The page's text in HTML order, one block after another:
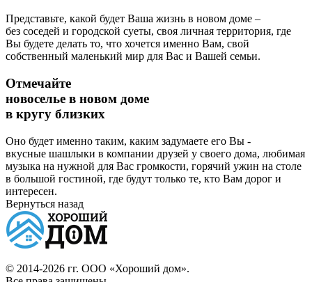
Представьте, какой будет Ваша жизнь в новом доме –
без соседей и городской суеты, своя личная территория, где
Вы будете делать то, что хочется именно Вам, свой
собственный маленький мир для Вас и Вашей семьи.
Отмечайте
новоселье в новом доме
в кругу близких
Оно будет именно таким, каким задумаете его Вы -
вкусные шашлыки в компании друзей у своего дома, любимая
музыка на нужной для Вас громкости, горячий ужин на столе
в большой гостиной, где будут только те, кто Вам дорог и
интересен.
Вернуться назад
© 2014-2026 гг. ООО «Хороший дом».